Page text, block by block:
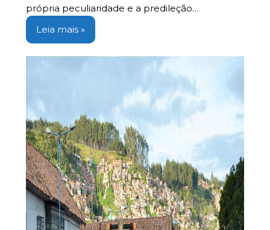
própria peculiaridade e a predileção…
Leia mais »